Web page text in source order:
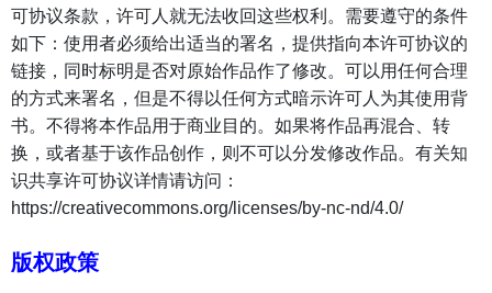
可协议条款，许可人就无法收回这些权利。需要遵守的条件
如下：使用者必须给出适当的署名，提供指向本许可协议的
链接，同时标明是否对原始作品作了修改。可以用任何合理
的方式来署名，但是不得以任何方式暗示许可人为其使用背
书。不得将本作品用于商业目的。如果将作品再混合、转
换，或者基于该作品创作，则不可以分发修改作品。有关知
识共享许可协议详情请访问：
https://creativecommons.org/licenses/by-nc-nd/4.0/
版权政策